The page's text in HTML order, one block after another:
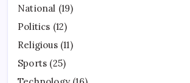
National (19)
Politics (12)
Religious(11)
Sports (25)